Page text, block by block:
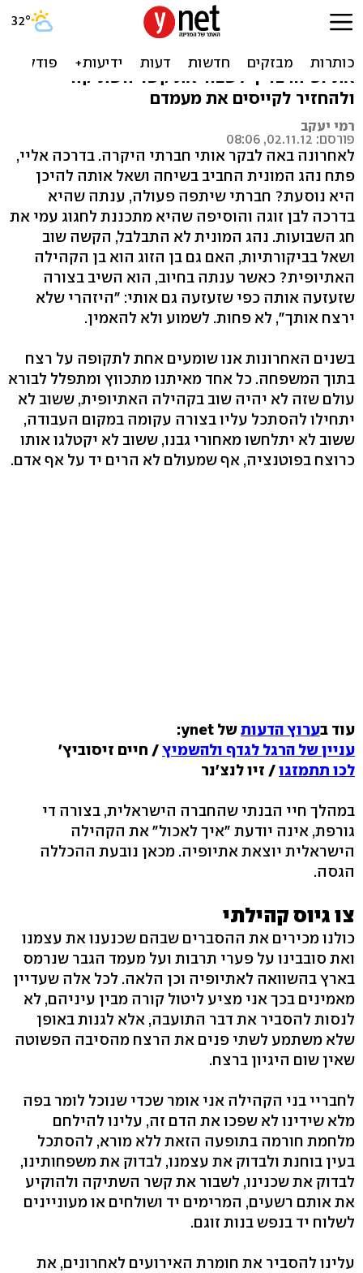
יש קייס למניעת הרצח הבא
אל תנסו להסביר את מעשי הרצח בקרב יוצאי
אתיופיה. צריך לשבור את קשר השתיקה
ולהחזיר לקייסים את מעמדם
רמי יעקב
פורסם: 02.11.12, 08:06
לאחרונה באה לבקר אותי חברתי היקרה. בדרכה אליי,
פתח נהג המונית החביב בשיחה ושאל אותה להיכן
היא נוסעת? חברתי שיתפה פעולה, ענתה שהיא
בדרכה לבן זוגה והוסיפה שהיא מתכננת לחגוג עמי את
חג השבועות. נהג המונית לא התבלבל, הקשה שוב
ושאל בביקורתיות, האם גם בן הזוג הוא בן הקהילה
האתיופית? כאשר ענתה בחיוב, הוא השיב בצורה
שזעזעה אותה כפי שזעזעה גם אותי: "היזהרי שלא
ירצח אותך", לא פחות. לשמוע ולא להאמין.
בשנים האחרונות אנו שומעים אחת לתקופה על רצח
בתוך המשפחה. כל אחד מאיתנו מתכווץ ומתפלל לבורא
עולם שזה לא יהיה שוב בקהילה האתיופית, ששוב לא
יתחילו להסתכל עליו בצורה עקומה במקום העבודה,
ששוב לא יתלחשו מאחורי גבנו, ששוב לא יקטלגו אותו
כרוצח בפוטנציה, אף שמעולם לא הרים יד על אף אדם.
עוד בערוץ הדעותשל ynet:
עניין של הרגל לגדף ולהשמיץ/ חיים זיסוביץ'
לכו תתמזגו/ זיו לנצ'נר
במהלך חיי הבנתי שהחברה הישראלית, בצורה די
גורפת, אינה יודעת "איך לאכול" את הקהילה
הישראלית יוצאת אתיופיה. מכאן נובעת ההכללה
הגסה.
צו גיוס קהילתי
כולנו מכירים את ההסברים שבהם שכנענו את עצמנו
ואת סובבינו על פערי תרבות ועל מעמד הגבר שנרמס
בארץ בהשוואה לאתיופיה וכן הלאה. לכל אלה שעדיין
מאמינים בכך אני מציע ליטול קורה מבין עיניהם, לא
לנסות להסביר את דבר התועבה, אלא לגנות באופן
שלא משתמע לשתי פנים את הרצח מהסיבה הפשוטה
שאין שום היגיון ברצח.
לחבריי בני הקהילה אני אומר שכדי שנוכל לומר בפה
מלא שידינו לא שפכו את הדם זה, עלינו להילחם
מלחמת חורמה בתופעה הזאת ללא מורא, להסתכל
בעין בוחנת ולבדוק את עצמנו, לבדוק את משפחותינו,
לבדוק את שכנינו, לשבור את קשר השתיקה ולהוקיע
את אותם רשעים, המרימים יד ושולחים או מעוניינים
לשלוח יד בנפש בנות זוגם.
עלינו להסביר את חומרת האירועים לאחרונים, את